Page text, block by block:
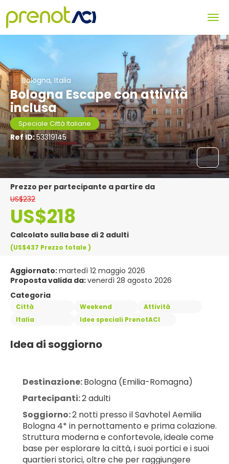
Bologna, Italia
Bologna Escape con attività
inclusa
Speciale Città Italiane
Ref ID:53319145
Prezzo per partecipante a partire da
US$232
US$218
Calcolato sulla base di 2 adulti
(US$437 Prezzo totale)
Aggiornato:martedì 12 maggio 2026
Proposta valida da:venerdì 28 agosto 2026
Categoria
Città Weekend
Attività
Italia
Idee speciali PrenotACI
Idea di soggiorno
Destinazione: Bologna (Emilia-Romagna)
Partecipanti: 2 adulti
Soggiorno: 2 notti presso il Savhotel Aemilia
Bologna 4* in pernottamento e prima colazione.
Struttura moderna e confortevole, ideale come
base per esplorare la città, i suoi portici e i suoi
quartieri storici, oltre che per raggiungere